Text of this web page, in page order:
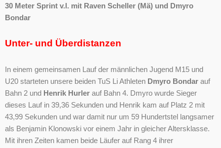
30 Meter Sprint v.l. mit Raven Scheller (Mä) und Dmyro
Bondar
Unter- und Überdistanzen
In einem gemeinsamen Lauf der männlichen Jugend M15 und
U20 starteten unsere beiden TuS Li Athleten Dmyro Bondar auf
Bahn 2 und Henrik Hurler auf Bahn 4. Dmyro wurde Sieger
dieses Lauf in 39,36 Sekunden und Henrik kam auf Platz 2 mit
43,99 Sekunden und war damit nur um 59 Hundertstel langsamer
als Benjamin Klonowski vor einem Jahr in gleicher Altersklasse.
Mit ihren Zeiten kamen beide Läufer auf Rang 4 ihrer